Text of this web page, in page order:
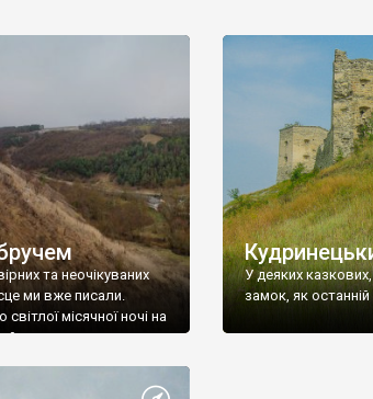
та неочікуваних
ми вже писали.
місячної ночі на
силует – привид
У деяких
замок, як